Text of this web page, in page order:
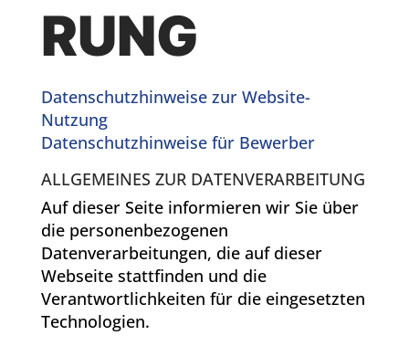
RUNG
Datenschutzhinweise zur Website-
Nutzung
Datenschutzhinweise für Bewerber
ALLGEMEINES ZUR DATENVERARBEITUNG
Auf dieser Seite informieren wir Sie über
die personenbezogenen
Datenverarbeitungen, die auf dieser
Webseite stattfinden und die
Verantwortlichkeiten für die eingesetzten
Technologien.